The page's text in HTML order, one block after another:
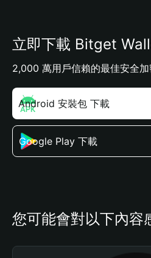
立即下載 Bitget
2,000 萬用戶信賴的最佳安全
Android 安裝包 下載
Google Play 下載
您可能會對以下內容